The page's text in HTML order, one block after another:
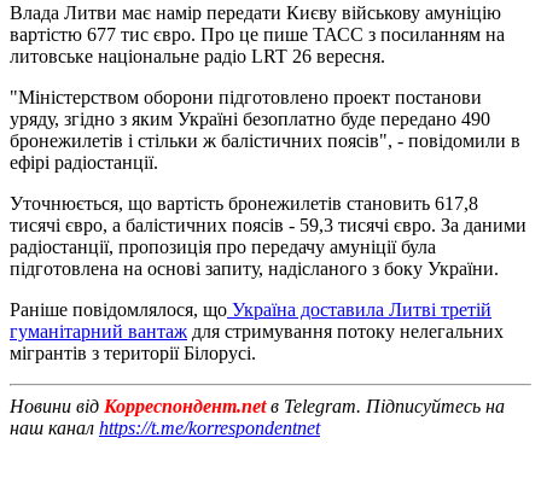
Влада Литви має намір передати Києву військову амуніцію
вартістю 677 тис євро. Про це пише ТАСС з посиланням на
литовське національне радіо LRT 26 вересня.
"Міністерством оборони підготовлено проект постанови
уряду, згідно з яким Україні безоплатно буде передано 490
бронежилетів і стільки ж балістичних поясів", - повідомили в
ефірі радіостанції.
Уточнюється, що вартість бронежилетів становить 617,8
тисячі євро, а балістичних поясів - 59,3 тисячі євро. За даними
радіостанції, пропозиція про передачу амуніції була
підготовлена на основі запиту, надісланого з боку України.
Раніше повідомлялося, що Україна доставила Литві третій
гуманітарний вантаж для стримування потоку нелегальних
мігрантів з території Білорусі.
Новини від Корреспондент.netв Telegram. Підписуйтесь на
наш канал https://t.me/korrespondentnet